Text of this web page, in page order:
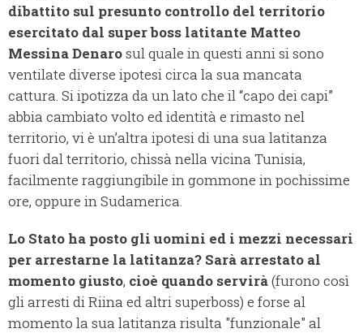
dibattito sul presunto controllo del territorio
esercitato dal super boss latitante Matteo
Messina Denarosul quale in questi anni si sono
ventilate diverse ipotesi circa la sua mancata
cattura. Si ipotizza da un lato che il “capo dei capi”
abbia cambiato volto ed identità e rimasto nel
territorio, vi è un’altra ipotesi di una sua latitanza
fuori dal territorio, chissà nella vicina Tunisia,
facilmente raggiungibile in gommone in pochissime
ore, oppure in Sudamerica.
Lo Stato ha posto gli uomini ed i mezzi necessari
per arrestarne la latitanza? Sarà arrestato al
momento giusto, cioè quando servirà(furono così
gli arresti di Riina ed altri superboss) e forse al
momento la sua latitanza risulta "funzionale" al